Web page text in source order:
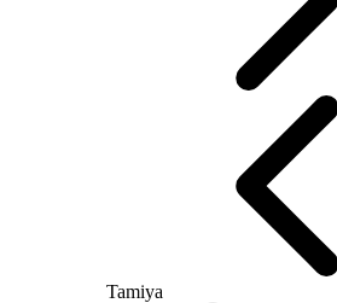
Tamiya